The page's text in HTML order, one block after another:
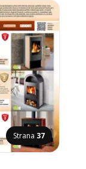
Strana 37